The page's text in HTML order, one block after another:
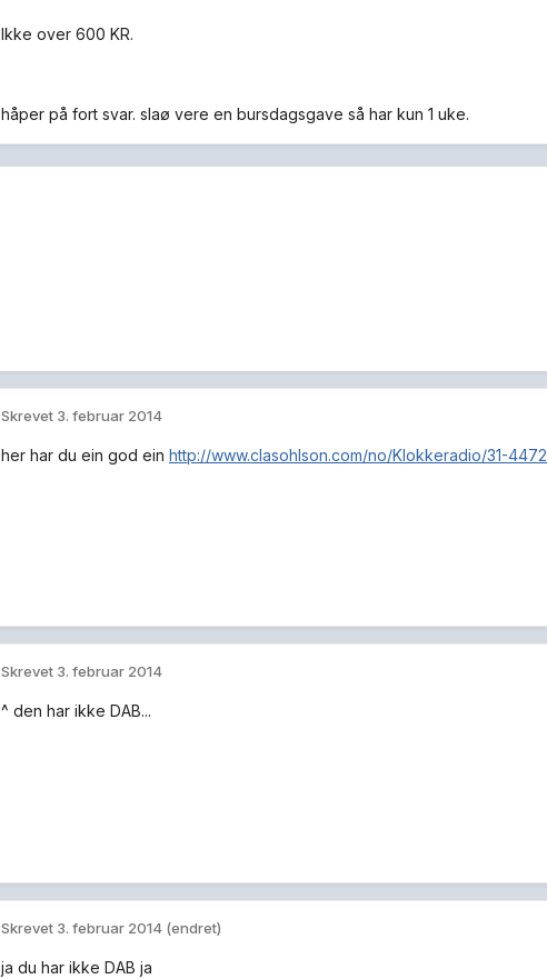
Ikke over 600 KR.
håper på fort svar. slaø vere en bursdagsgave så har kun 1 uke.
Skrevet 3. februar 2014
her har du ein god ein http://www.clasohlson.com/no/Klokkeradio/31-4472
Skrevet 3. februar 2014
^ den har ikke DAB...
Skrevet 3. februar 2014 (endret)
ja du har ikke DAB ja